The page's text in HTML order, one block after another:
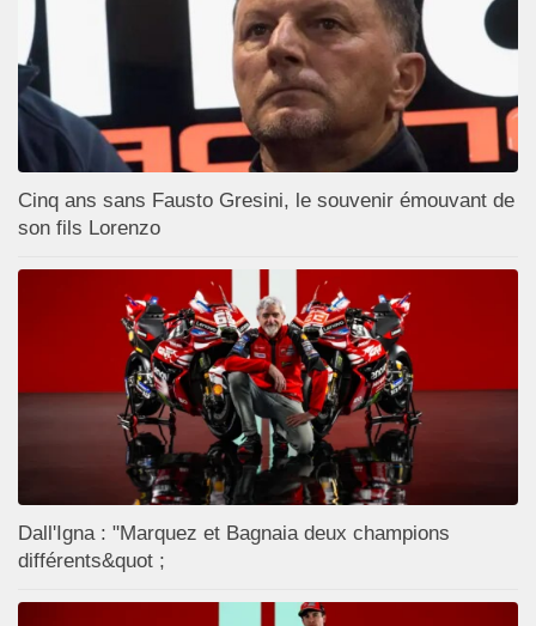
Cinq ans sans Fausto Gresini, le souvenir émouvant de
son fils Lorenzo
Dall'Igna : "Marquez et Bagnaia deux champions
différents&quot ;